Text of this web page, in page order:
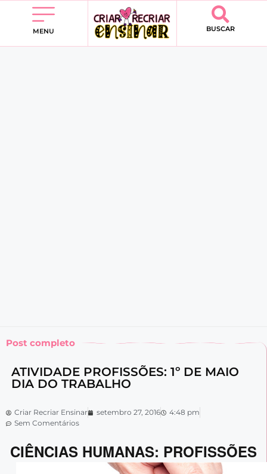
MENU BUSCAR
Post completo
ATIVIDADE PROFISSÕES: 1º DE MAIO
DIA DO TRABALHO
Criar Recriar Ensinar setembro 27, 2016
4:48 pm
Sem Comentários
CIÊNCIAS HUMANAS: PROFISSÕES